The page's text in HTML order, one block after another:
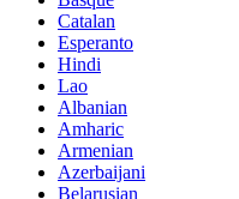
Catalan
Esperanto
Hindi
Lao
Albanian
Amharic
Armenian
Azerbaijani
Belarusian